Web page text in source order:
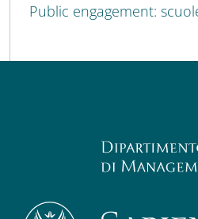
Public engagement: